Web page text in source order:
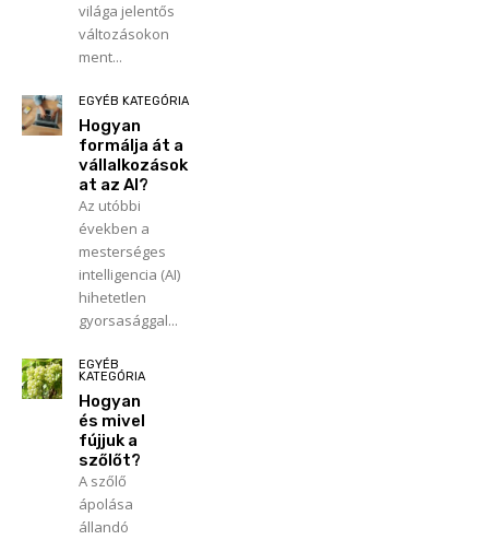
világa jelentős
változásokon
ment...
EGYÉB KATEGÓRIA
Hogyan
formálja át a
vállalkozások
at az AI?
Az utóbbi
években a
mesterséges
intelligencia (AI)
hihetetlen
gyorsasággal...
EGYÉB
KATEGÓRIA
Hogyan
és mivel
fújjuk a
szőlőt?
A szőlő
ápolása
állandó